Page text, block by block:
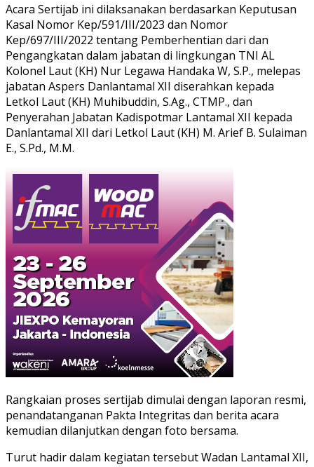
Acara Sertijab ini dilaksanakan berdasarkan Keputusan
Kasal Nomor Kep/591/III/2023 dan Nomor
Kep/697/III/2022 tentang Pemberhentian dari dan
Pengangkatan dalam jabatan di lingkungan TNI AL
Kolonel Laut (KH) Nur Legawa Handaka W, S.P., melepas
jabatan Aspers Danlantamal XII diserahkan kepada
Letkol Laut (KH) Muhibuddin, S.Ag., CTMP., dan
Penyerahan Jabatan Kadispotmar Lantamal XII kepada
Danlantamal XII dari Letkol Laut (KH) M. Arief B. Sulaiman
E., S.Pd., M.M.
Rangkaian proses sertijab dimulai dengan laporan resmi,
penandatanganan Pakta Integritas dan berita acara
kemudian dilanjutkan dengan foto bersama.
Turut hadir dalam kegiatan tersebut Wadan Lantamal XII,